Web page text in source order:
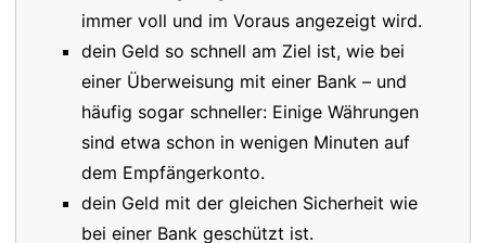
immer voll und im Voraus angezeigt wird.
dein Geld so schnell am Ziel ist, wie bei
einer Überweisung mit einer Bank – und
häufig sogar schneller: Einige Währungen
sind etwa schon in wenigen Minuten auf
dem Empfängerkonto.
dein Geld mit der gleichen Sicherheit wie
bei einer Bank geschützt ist.